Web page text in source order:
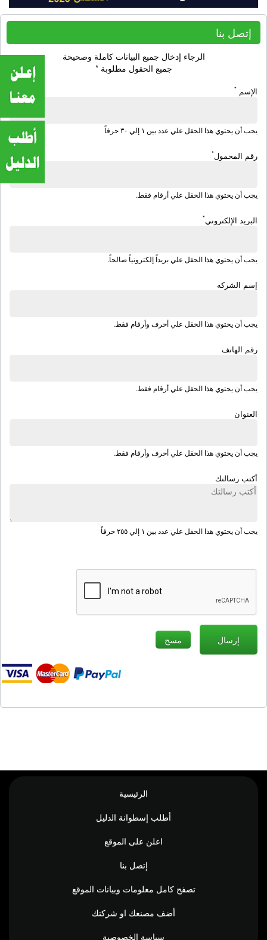
إتصل بنا
الرجاء إدخال جميع البيانات كاملة وصحيحة
جميع الحقول مطلوبة *
الإسم *
يجب أن يحتوي هذا الحقل علي عدد بين ١ إلي ٣٠ حرفاً
رقم المحمول*
يجب أن يحتوي هذا الحقل علي أرقام فقط.
البريد الإلكتروني*
يجب أن يحتوي هذا الحقل علي بريداً إلكترونياً صالحاً.
إسم الشركه
يجب أن يحتوي هذا الحقل علي أحرف وأرقام فقط.
رقم الهاتف
يجب أن يحتوي هذا الحقل علي أرقام فقط.
العنوان
يجب أن يحتوي هذا الحقل علي أحرف وأرقام فقط.
أكتب رسالتك
يجب أن يحتوي هذا الحقل علي عدد بين ١ إلي ٢٥٥ حرفاً
الرئيسية
أطلب إسطوانة الدليل
اعلن على الموقع
إتصل بنا
تصفح كامل معلومات وبيانات الموقع
أضف مصنعك او شركتك
سياسة الخصوصية